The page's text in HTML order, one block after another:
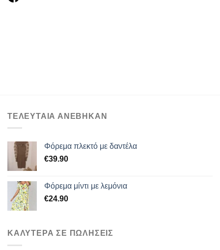
ΤΕΛΕΥΤΑΙΑ ΑΝΕΒΗΚΑΝ
Φόρεμα πλεκτό με δαντέλα
€39.90
Φόρεμα μίντι με λεμόνια
€24.90
ΚΑΛΥΤΕΡΑ ΣΕ ΠΩΛΗΣΕΙΣ